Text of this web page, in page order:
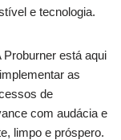
e tecnologia.
Proburner está aqui
as
de
com audácia e
limpo e próspero.